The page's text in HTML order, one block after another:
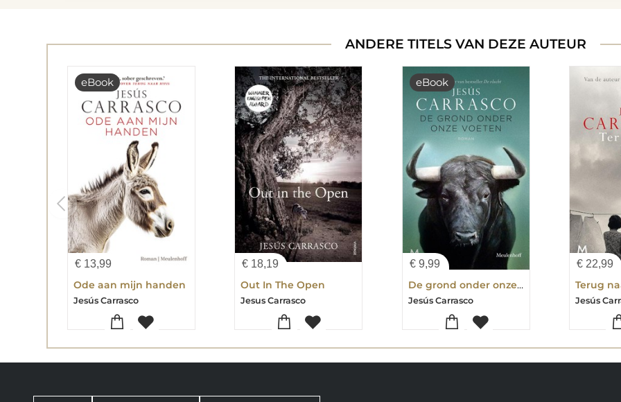
ANDERE TITELS VAN DEZE AUTEUR
€ 13,99
eBook
Ode aan mijn handen
Jesús Carrasco
€ 18,19
Out In The Open
Jesus Carrasco
€9,99
eBook
De grond onder onze voeten
Jesús Carrasco
€22,99
Terug
Jesús